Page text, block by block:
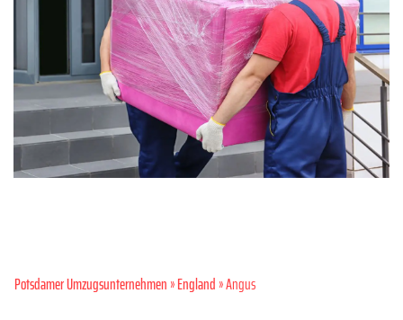
Potsdamer Umzugsunternehmen»England» Angus